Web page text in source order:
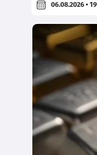
06.08.2026 •